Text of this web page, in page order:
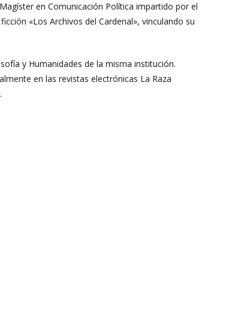
en Comunicación Política impartido por el
«Los Archivos del Cardenal», vinculando su
y Humanidades de la misma institución.
en las revistas electrónicas La Raza